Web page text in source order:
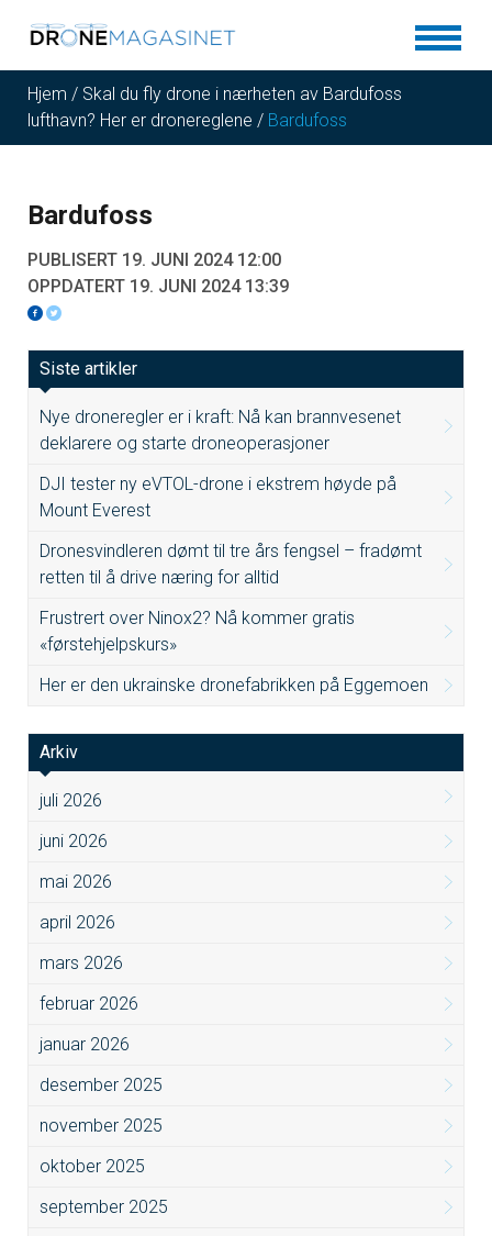
Hjem / Skal du fly drone i nærheten av Bardufoss
lufthavn? Her er dronereglene / Bardufoss
Bardufoss
PUBLISERT 19. JUNI 2024 12:00
OPPDATERT 19. JUNI 2024 13:39
Siste artikler
Nye droneregler er i kraft: Nå kan brannvesenet
deklarere og starte droneoperasjoner
DJI tester ny eVTOL-drone i ekstrem høyde på
Mount Everest
Dronesvindleren dømt til tre års fengsel – fradømt
retten til å drive næring for alltid
Frustrert over Ninox2? Nå kommer gratis
«førstehjelpskurs»
Her er den ukrainske dronefabrikken på Eggemoen
Arkiv
juli 2026
juni 2026
mai 2026
april 2026
mars 2026
februar 2026
januar 2026
desember 2025
november 2025
oktober 2025
september 2025